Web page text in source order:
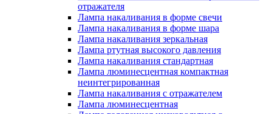
отражателя
Лампа накаливания в форме свечи
Лампа накаливания в форме шара
Лампа накаливания зеркальная
Лампа ртутная высокого давления
Лампа накаливания стандартная
Лампа люминесцентная компактная
неинтегрированная
Лампа накаливания с отражателем
Лампа люминесцентная